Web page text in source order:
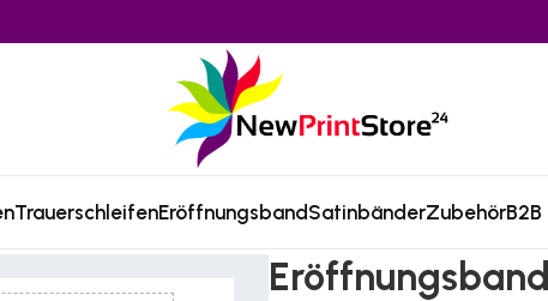
TrauerschleifenEröffnungsbandSatinbänderZubehör